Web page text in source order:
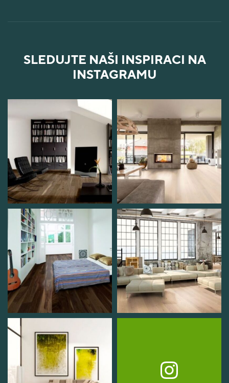
SLEDUJTE NAŠI INSPIRACI NA
INSTAGRAMU